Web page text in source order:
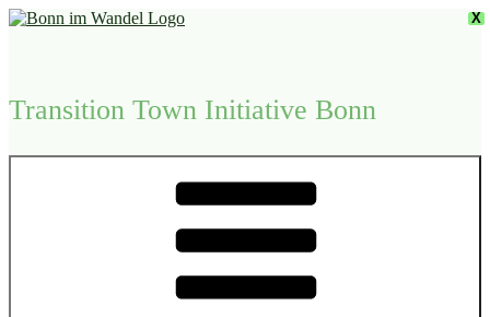
Zum
Transition Town Initiative Bonn
X